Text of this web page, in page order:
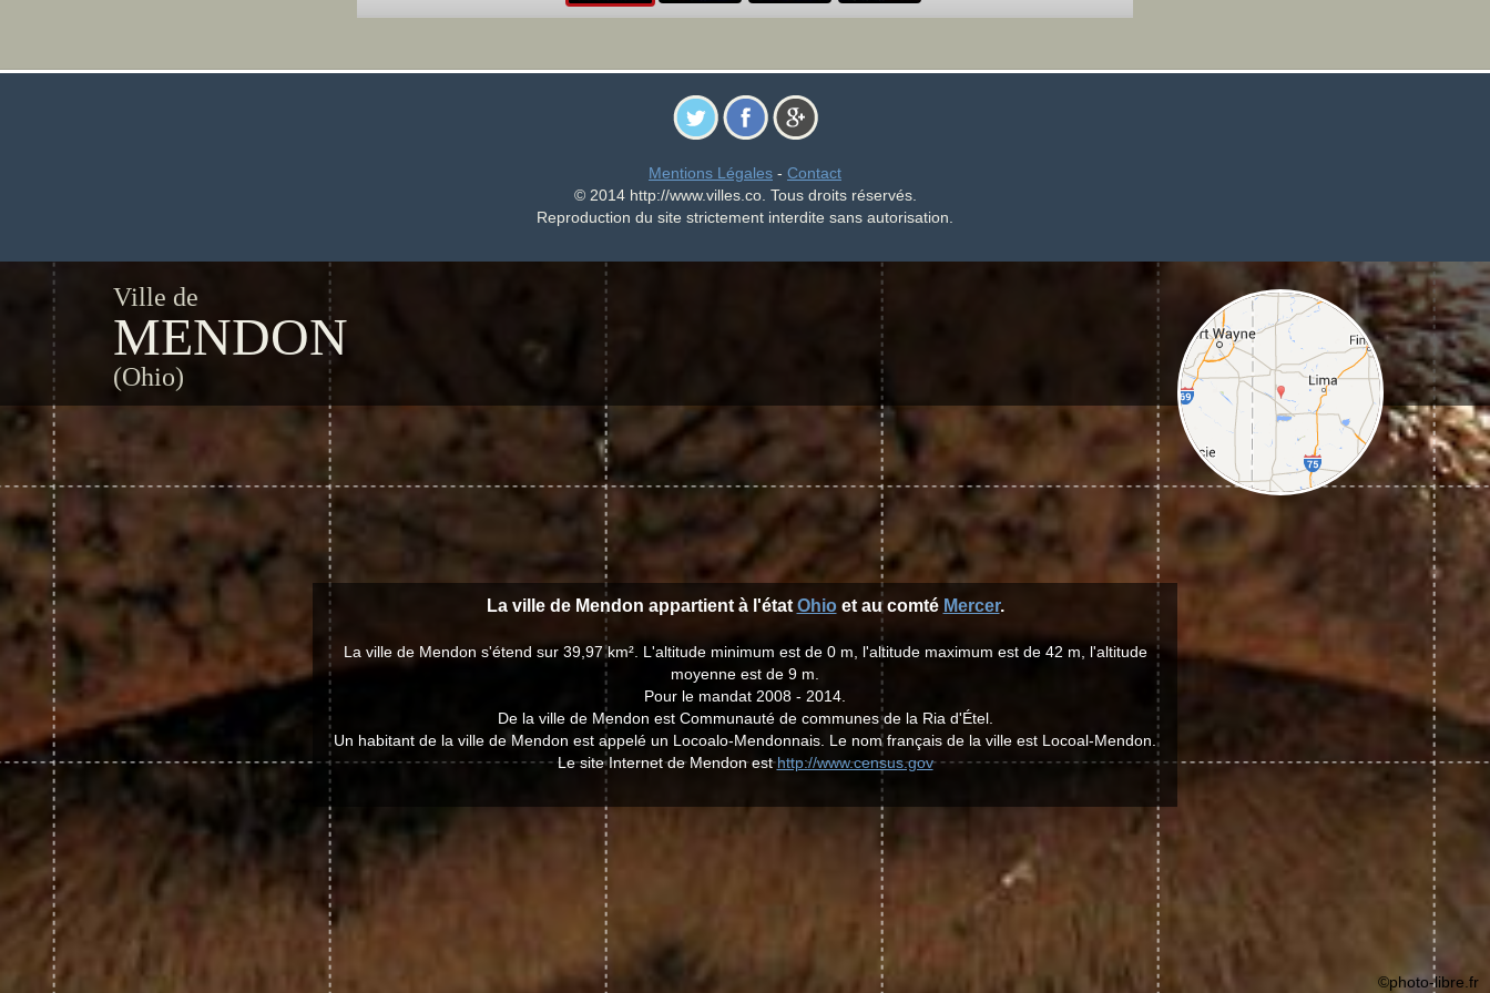
Mentions Légales - Contact
© 2014 http://www.villes.co. Tous droits réservés.
Reproduction du site strictement interdite sans autorisation.
Ville de
MENDON
(Ohio)
La ville de Mendon appartient à l'état Ohioet au comté Mercer.
La ville de Mendon s'étend sur 39,97 km². L'altitude minimum est de 0 m, l'altitude maximum est de 42 m, l'altitude
moyenne est de 9 m.
Pour le mandat 2008 - 2014.
De la ville de Mendon est Communauté de communes de la Ria d'Étel.
Un habitant de la ville de Mendon est appelé un Locoalo-Mendonnais. Le nom français de la ville est Locoal-Mendon.
Le site Internet de Mendon esthttp://www.census.gov
©photo-libre.fr